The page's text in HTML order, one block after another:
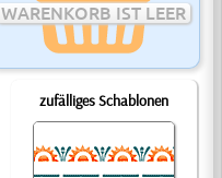
WARENKORB IST LEER
zufälliges Schablonen